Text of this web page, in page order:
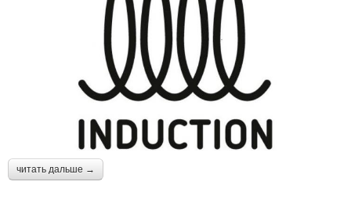
читать дальше →